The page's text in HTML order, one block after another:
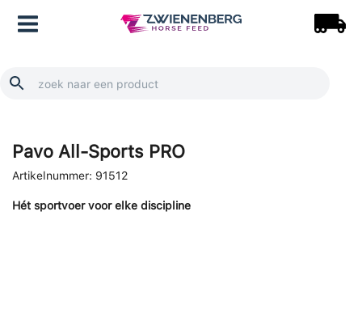
Doorgaan
naarMain
Pavo All-Sports PRO
Artikelnummer: 91512
Hét sportvoer voor elke discipline